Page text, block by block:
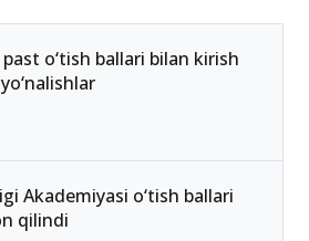
o‘tish ballari bilan kirish